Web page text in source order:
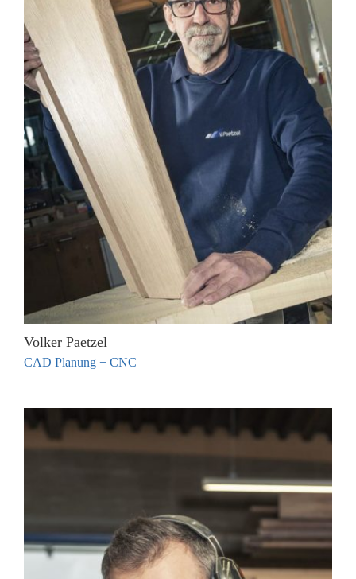
Volker Paetzel
CAD Planung + CNC